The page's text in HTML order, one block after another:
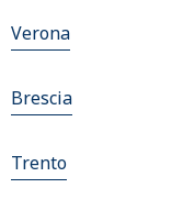
Verona
Brescia
Trento